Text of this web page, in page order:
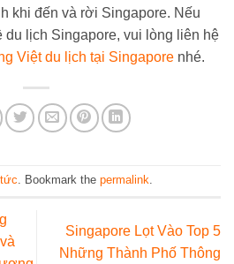
khi đến và rời Singapore. Nếu
du lịch Singapore, vui lòng liên hệ
Việt du lịch tại Singapore nhé.
. Bookmark the permalink.
Singapore Lọt Vào Top 5
Những Thành Phố Thông